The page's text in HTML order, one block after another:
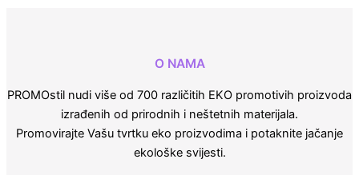
O NAMA
PROMOstil nudi više od 700 različitih EKO promotivih proizvoda
izrađenih od prirodnih i neštetnih materijala.
Promovirajte Vašu tvrtku eko proizvodima i potaknite jačanje
ekološke svijesti.